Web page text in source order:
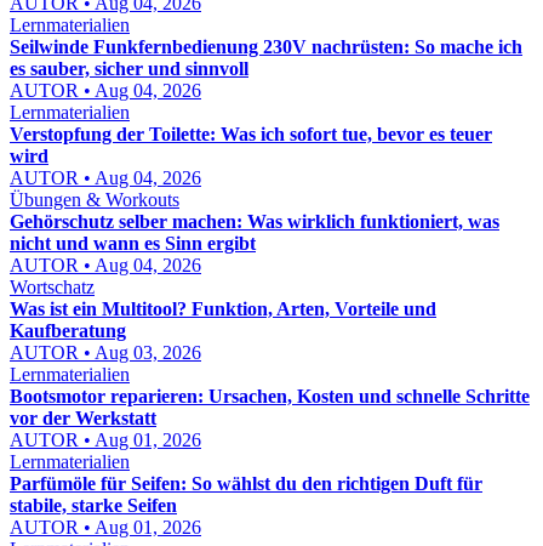
Lernmaterialien
Seilwinde Funkfernbedienung 230V nachrüsten: So mache ich
es sauber, sicher und sinnvoll
AUTOR • Aug 04, 2026
Lernmaterialien
Verstopfung der Toilette: Was ich sofort tue, bevor es teuer
wird
AUTOR • Aug 04, 2026
Übungen & Workouts
Gehörschutz selber machen: Was wirklich funktioniert, was
nicht und wann es Sinn ergibt
AUTOR • Aug 04, 2026
Wortschatz
Was ist ein Multitool? Funktion, Arten, Vorteile und
Kaufberatung
AUTOR • Aug 03, 2026
Lernmaterialien
Bootsmotor reparieren: Ursachen, Kosten und schnelle Schritte
vor der Werkstatt
AUTOR • Aug 01, 2026
Lernmaterialien
Parfümöle für Seifen: So wählst du den richtigen Duft für
stabile, starke Seifen
AUTOR • Aug 01, 2026